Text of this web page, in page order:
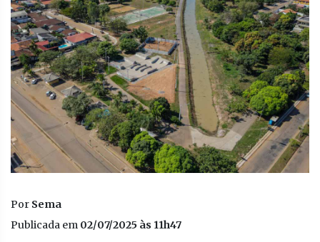
Por Sema
Publicada em 02/07/2025 às 11h47